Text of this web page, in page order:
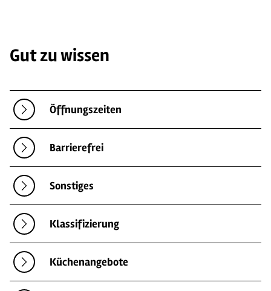
Gut zu wissen
Öffnungszeiten
Barrierefrei
Sonstiges
Klassifizierung
Küchenangebote